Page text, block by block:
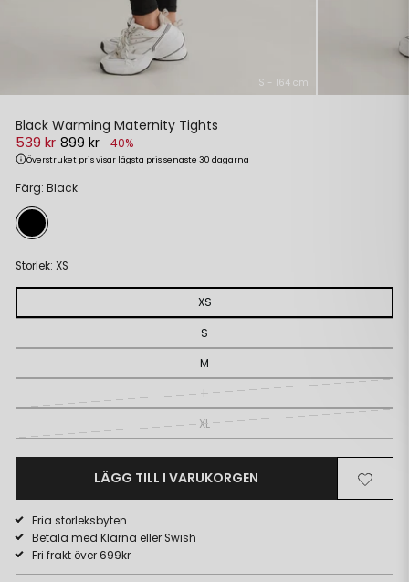
S - 164 cm
Black Warming Maternity Tights
539 kr 899 kr -40%
Överstruket pris visar lägsta pris senaste 30 dagarna
pris
Färg: Black
Storlek: XS
XS
S
M
L
XL
LÄGG TILL I VARUKORGEN
Lägg
till
Ta
bort
Fria storleksbyten
Betala med Klarna eller Swish
Fri frakt över 699kr